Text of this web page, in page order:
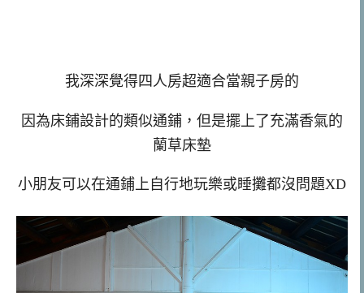
我深深覺得四人房超適合當親子房的
因為床鋪設計的類似通鋪，但是擺上了充滿香氣的
蘭草床墊
小朋友可以在通鋪上自行地玩樂或睡攤都沒問題XD